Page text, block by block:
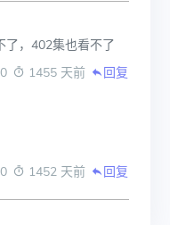
了，402集也看不了
1455 天前 回复
1452 天前 回复